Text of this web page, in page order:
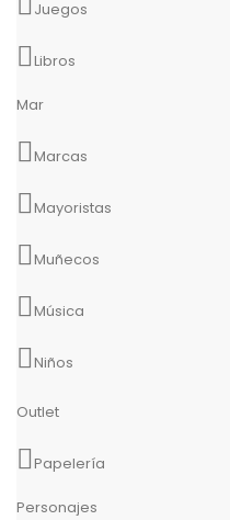
Juegos
Libros
Mar
Marcas
Mayoristas
Muñecos
Música
Niños
Outlet
Papelería
Personajes